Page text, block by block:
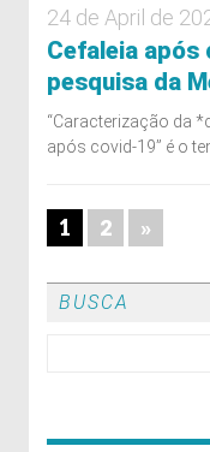
24 de April de
Cefaleia após
pesquisa da
“Caracterização da
após covid-19” é o
1 2 »
BUSCA